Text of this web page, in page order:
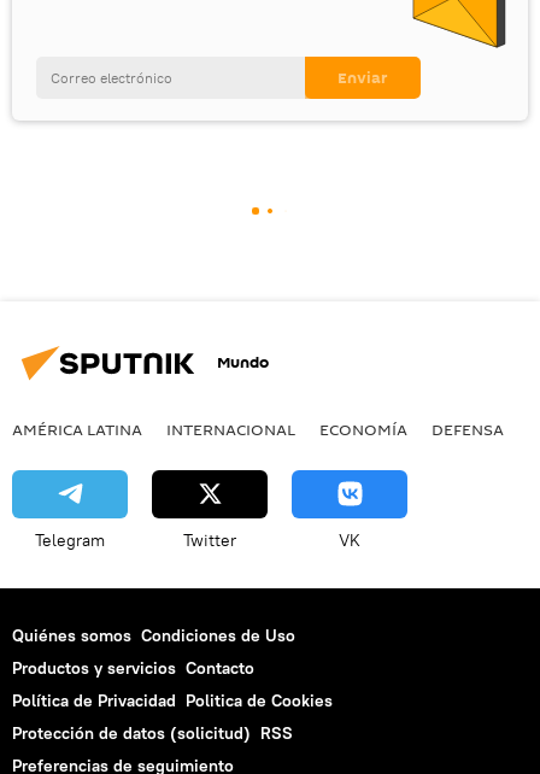
Mundo
AMÉRICA LATINA INTERNACIONAL ECONOMÍA DEFENSA
Telegram Twitter VK
Quiénes somos Condiciones de Uso
Productos y servicios Contacto
Política de Privacidad Politica de Cookies
Protección de datos (solicitud) RSS
Preferencias de seguimiento